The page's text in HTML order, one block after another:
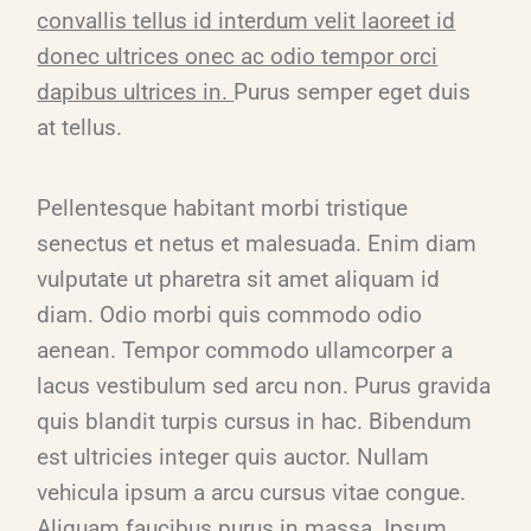
convallis tellus id interdum velit laoreet id
donec ultrices onec ac odio tempor orci
dapibus ultrices in. Purus semper eget duis
at tellus.
Pellentesque habitant morbi tristique
senectus et netus et malesuada. Enim diam
vulputate ut pharetra sit amet aliquam id
diam. Odio morbi quis commodo odio
aenean. Tempor commodo ullamcorper a
lacus vestibulum sed arcu non. Purus gravida
quis blandit turpis cursus in hac. Bibendum
est ultricies integer quis auctor. Nullam
vehicula ipsum a arcu cursus vitae congue.